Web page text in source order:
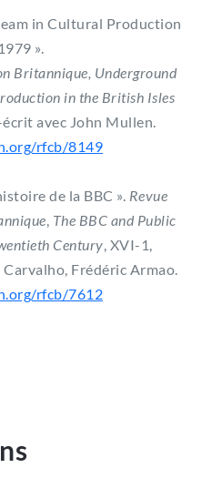
in Cultural Production
».
Britannique, Underground
in the British Isles
avec John Mullen.
rfcb/8149
de la BBC ». Revue
, The BBC and Public
Century, XVI-1,
Frédéric Armao.
rfcb/7612